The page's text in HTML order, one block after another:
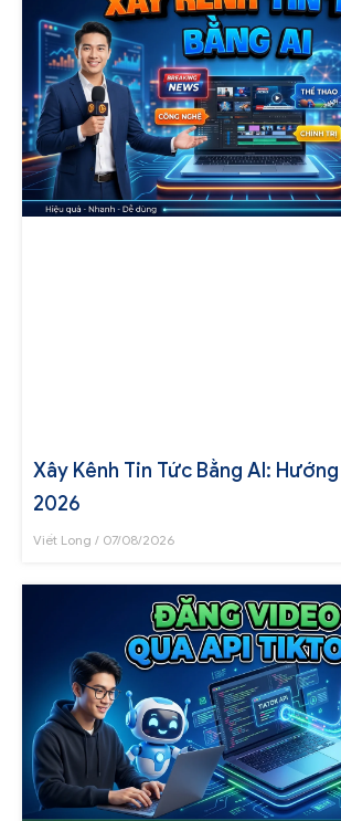
Xây Kênh Tin Tức Bằng AI:
2026
Viết Long 07/08/2026